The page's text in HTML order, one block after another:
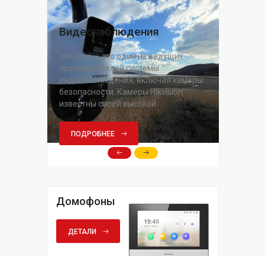
Видеонаблюдения
Hikvision — это один из ведущих
производителей системы
видеонаблюдения, включая камеры
безопасности. Камеры Hikvision
известны своей высокой
ПОДРОБНЕЕ
Домофоны
ДЕТАЛИ